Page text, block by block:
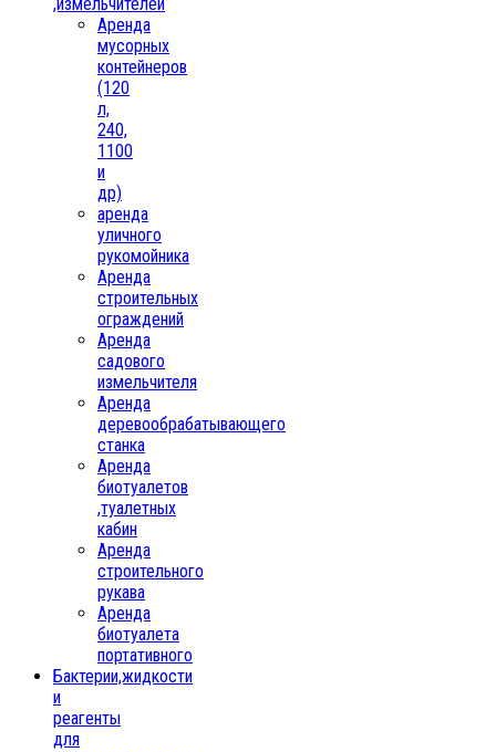
Аренда
мусорных
контейнеров
(120
л,
240,
1100
и
др)
аренда
уличного
рукомойника
Аренда
строительных
ограждений
Аренда
садового
измельчителя
Аренда
деревообрабатывающего
станка
Аренда
биотуалетов
,туалетных
кабин
Аренда
строительного
рукава
Аренда
биотуалета
портативного
Бактерии,жидкости
и
реагенты
для